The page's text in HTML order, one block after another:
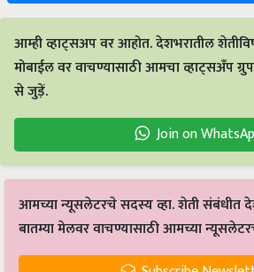
आम्ही व्हाट्सअप वर आहोत. देशभरातील
मोबाईल वर वाचण्यासाठी आमचा व्हाट्सअँप
से जुड़ें.
Join on
आमच्या न्यूसलेटरचे सदस्य व्हा. शेती संबंधीत
बातम्या मेलवर वाचण्यासाठी आमच्या